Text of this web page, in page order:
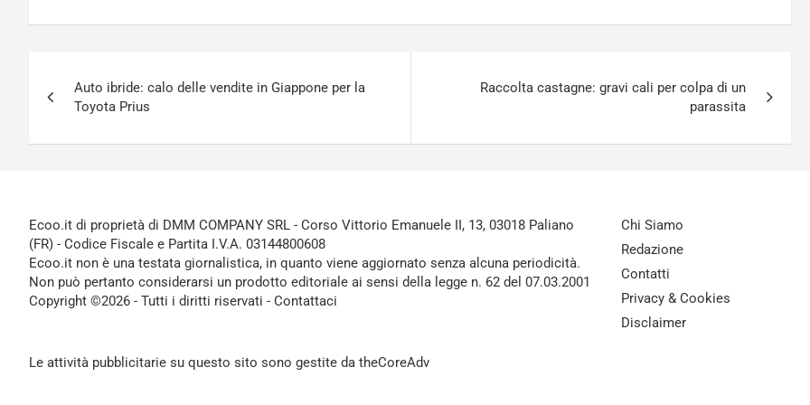
articoli
Auto ibride: calo delle vendite in Giappone per la
Toyota Prius
Raccolta castagne: gravi cali per colpa di un
parassita
Ecoo.it di proprietà di DMM COMPANY SRL - Corso Vittorio Emanuele II, 13, 03018 Paliano
(FR) - Codice Fiscale e Partita I.V.A. 03144800608
Ecoo.it non è una testata giornalistica, in quanto viene aggiornato senza alcuna periodicità.
Non può pertanto considerarsi un prodotto editoriale ai sensi della legge n. 62 del 07.03.2001
Copyright ©2026 - Tutti i diritti riservati - Contattaci
Le attività pubblicitarie su questo sito sono gestite da theCoreAdv
Chi Siamo
Redazione
Contatti
Privacy & Cookies
Disclaimer